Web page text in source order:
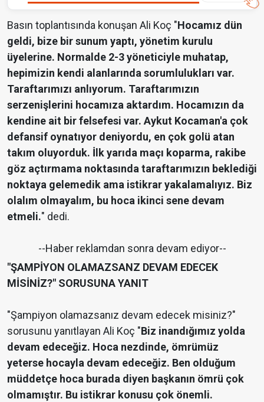
Basın toplantısında konuşan Ali Koç "Hocamız dün
geldi, bize bir sunum yaptı, yönetim kurulu
üyelerine. Normalde 2-3 yöneticiyle muhatap,
hepimizin kendi alanlarında sorumlulukları var.
Taraftarımızı anlıyorum. Taraftarımızın
serzenişlerini hocamıza aktardım. Hocamızın da
kendine ait bir felsefesi var. Aykut Kocaman'a çok
defansif oynatıyor deniyordu, en çok golü atan
takım oluyorduk. İlk yarıda maçı koparma, rakibe
göz açtırmama noktasında taraftarımızın beklediği
noktaya gelemedik ama istikrar yakalamalıyız. Biz
olalım olmayalım, bu hoca ikinci sene devam
etmeli." dedi.
--Haber reklamdan sonra devam ediyor--
"ŞAMPİYON OLAMAZSANZ DEVAM EDECEK
MİSİNİZ?" SORUSUNA YANIT
"Şampiyon olamazsanız devam edecek misiniz?"
sorusunu yanıtlayan Ali Koç "Biz inandığımız yolda
devam edeceğiz. Hoca nezdinde, ömrümüz
yeterse hocayla devam edeceğiz. Ben olduğum
müddetçe hoca burada diyen başkanın ömrü çok
olmamıştır. Bu istikrar konusu çok önemli.